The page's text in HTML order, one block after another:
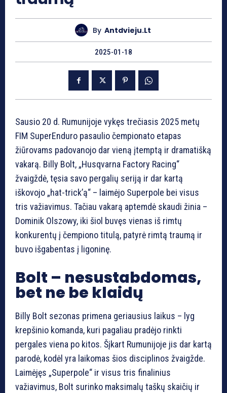
By Antdvieju.lt
2025-01-18
Sausio 20 d. Rumunijoje vykęs trečiasis 2025 metų
FIM SuperEnduro pasaulio čempionato etapas
žiūrovams padovanojo dar vieną įtemptą ir dramatišką
vakarą. Billy Bolt, „Husqvarna Factory Racing“
žvaigždė, tęsia savo pergalių seriją ir dar kartą
iškovojo „hat-trick’ą“ – laimėjo Superpole bei visus
tris važiavimus. Tačiau vakarą aptemdė skaudi žinia –
Dominik Olszowy, iki šiol buvęs vienas iš rimtų
konkurentų į čempiono titulą, patyrė rimtą traumą ir
buvo išgabentas į ligoninę.
Bolt – nesustabdomas,
bet ne be klaidų
Billy Bolt sezonas primena geriausius laikus – lyg
krepšinio komanda, kuri pagaliau pradėjo rinkti
pergales viena po kitos. Šįkart Rumunijoje jis dar kartą
parodė, kodėl yra laikomas šios disciplinos žvaigžde.
Laimėjęs „Superpole“ ir visus tris finalinius
važiavimus, Bolt surinko maksimalų taškų skaičių ir